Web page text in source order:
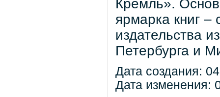
Кремль».
ярмарка книг –
издательства
Петербурга и
Дата создания:
Дата изменения: